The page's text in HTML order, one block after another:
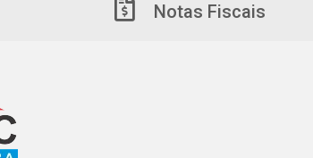
Notas Fiscais